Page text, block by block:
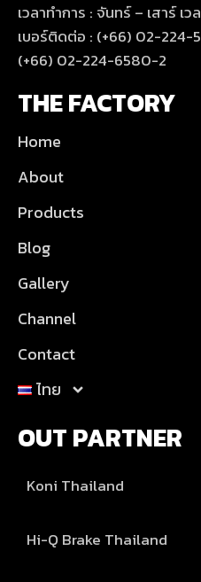
เวลาทำการ : จันทร์ – เสาร์ เ
เบอร์ติดต่อ : (+66) 02-224-
(+66) 02-224-6580-2
THE FACTORY
Home
About
Products
Blog
Gallery
Channel
Contact
ไทย
OUT PARTNER
Koni Thailand
Hi-Q Brake Thailand